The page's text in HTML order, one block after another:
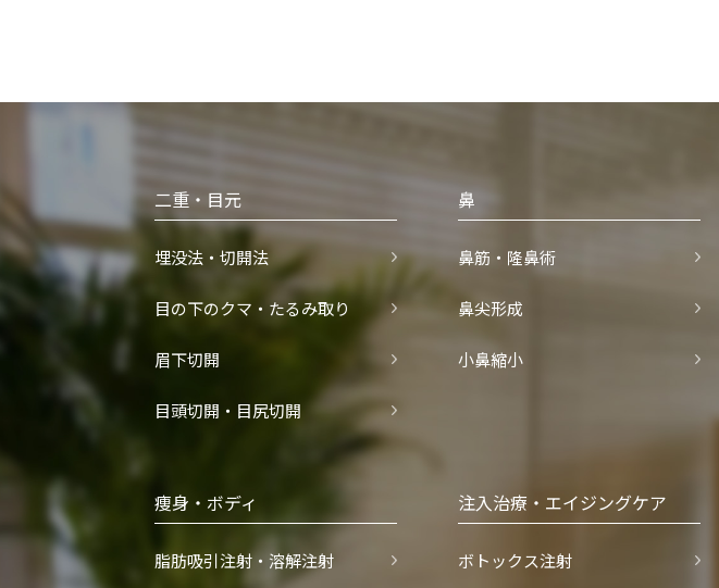
二重・目元
埋没法・切開法
目の下のクマ・たるみ取り
眉下切開
目頭切開・目尻切開
鼻
鼻筋・隆鼻術
鼻尖形成
小鼻縮小
痩身・ボディ
脂肪吸引注射・溶解注射
注入治療・エイジングケア
ボトックス注射